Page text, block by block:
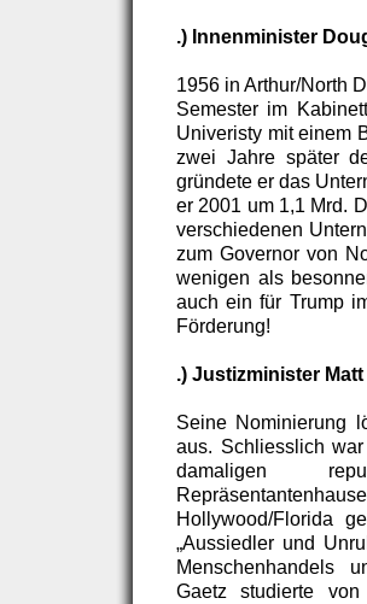
.) Innenminister
1956 in Arthur/North
Semester im
Univeristy mit einem
zwei Jahre später
gründete er das
er 2001 um 1,1 Mrd.
verschiedenen
zum Governor von
wenigen als
auch ein für Trump
Förderung!
.) Justizminister
Seine Nominierung
aus. Schliesslich
damaligen
Hollywood/Florida
„Aussiedler und
Menschenhandels
Gaetz studierte